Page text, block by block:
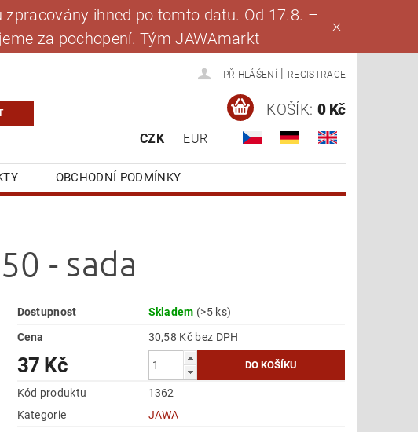
ihned po tomto datu. Od 17.8. –
za pochopení. Tým JAWAmarkt
PŘIHLÁŠENÍ REGISTRACE
CZK EUR
KOŠÍK: 0 Kč
OBCHODNÍ PODMÍNKY
- sada
Dostupnost Skladem (>5 ks)
Cena
30,58 Kč bez DPH
37 Kč
Kód produktu
1362
Kategorie
JAWA